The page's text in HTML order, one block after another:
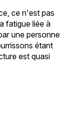
ce n'est pas
fatigue liée à
une personne
étant
est quasi